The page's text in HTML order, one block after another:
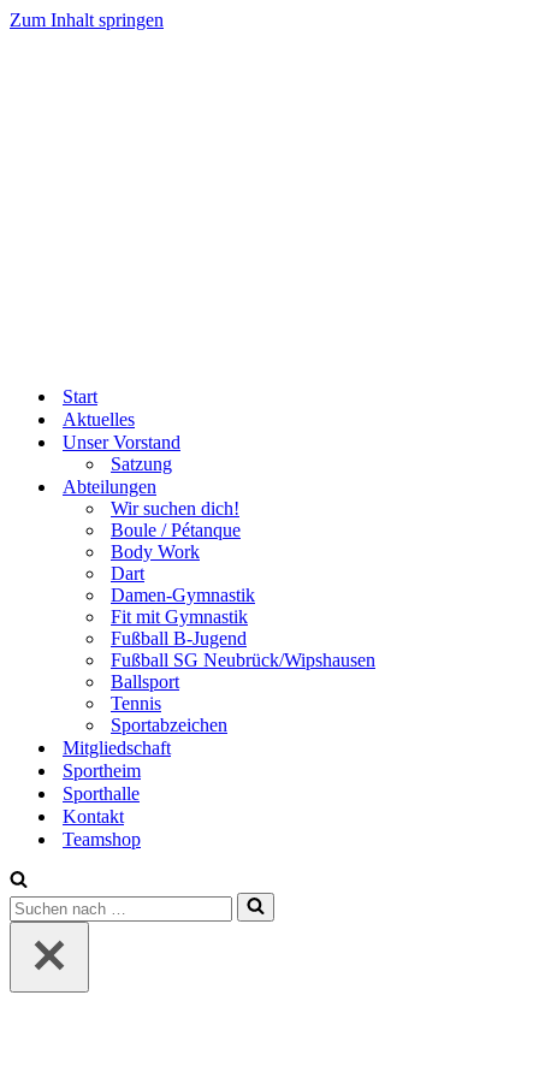
Zum Inhalt springen
Start
Aktuelles
Unser Vorstand
Satzung
Abteilungen
Wir suchen dich!
Boule / Pétanque
Body Work
Dart
Damen-Gymnastik
Fit mit Gymnastik
Fußball B-Jugend
Fußball SG Neubrück/Wipshausen
Ballsport
Tennis
Sportabzeichen
Mitgliedschaft
Sportheim
Sporthalle
Kontakt
Teamshop
Suchen
nach …